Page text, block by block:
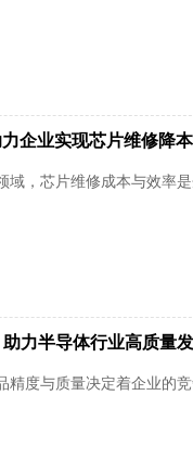
企业实现芯片维修降
域，芯片维修成本与效率
力半导体行业高质量
精度与质量决定着企业的